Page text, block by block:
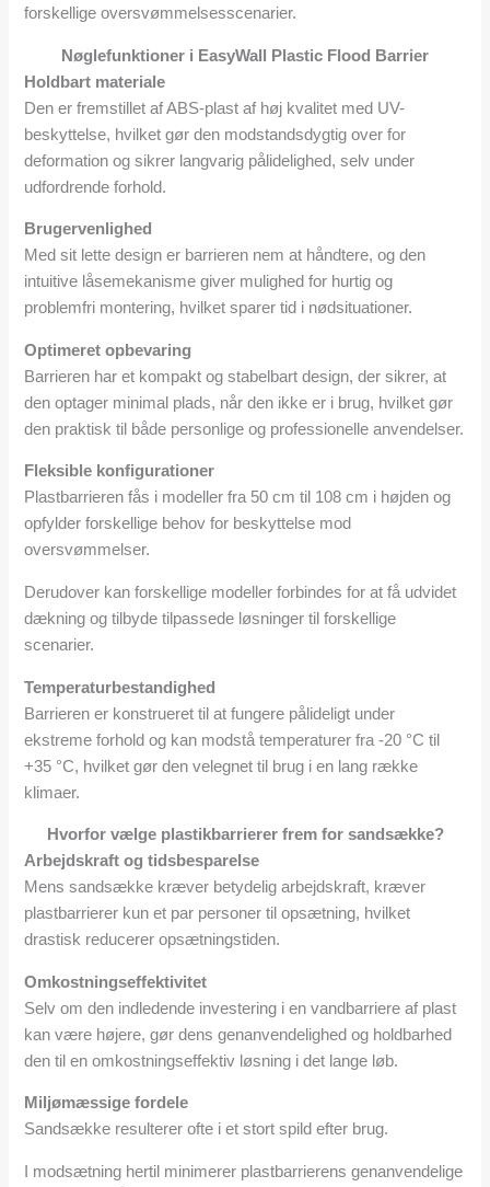
forskellige oversvømmelsesscenarier.
Nøglefunktioner i EasyWall Plastic Flood Barrier
Holdbart materiale
Den er fremstillet af ABS-plast af høj kvalitet med UV-
beskyttelse, hvilket gør den modstandsdygtig over for
deformation og sikrer langvarig pålidelighed, selv under
udfordrende forhold.
Brugervenlighed
Med sit lette design er barrieren nem at håndtere, og den
intuitive låsemekanisme giver mulighed for hurtig og
problemfri montering, hvilket sparer tid i nødsituationer.
Optimeret opbevaring
Barrieren har et kompakt og stabelbart design, der sikrer, at
den optager minimal plads, når den ikke er i brug, hvilket gør
den praktisk til både personlige og professionelle anvendelser.
Fleksible konfigurationer
Plastbarrieren fås i modeller fra 50 cm til 108 cm i højden og
opfylder forskellige behov for beskyttelse mod
oversvømmelser.
Derudover kan forskellige modeller forbindes for at få udvidet
dækning og tilbyde tilpassede løsninger til forskellige
scenarier.
Temperaturbestandighed
Barrieren er konstrueret til at fungere pålideligt under
ekstreme forhold og kan modstå temperaturer fra -20 °C til
+35 °C, hvilket gør den velegnet til brug i en lang række
klimaer.
Hvorfor vælge plastikbarrierer frem for sandsække?
Arbejdskraft og tidsbesparelse
Mens sandsække kræver betydelig arbejdskraft, kræver
plastbarrierer kun et par personer til opsætning, hvilket
drastisk reducerer opsætningstiden.
Omkostningseffektivitet
Selv om den indledende investering i en vandbarriere af plast
kan være højere, gør dens genanvendelighed og holdbarhed
den til en omkostningseffektiv løsning i det lange løb.
Miljømæssige fordele
Sandsække resulterer ofte i et stort spild efter brug.
I modsætning hertil minimerer plastbarrierens genanvendelige